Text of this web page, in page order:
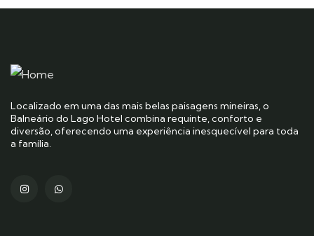
Localizado em uma das mais belas paisagens mineiras, o
Balneário do Lago Hotel combina requinte, conforto e
diversão, oferecendo uma experiência inesquecível para toda
a família.